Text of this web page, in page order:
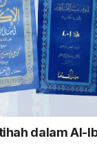
dalam Al-